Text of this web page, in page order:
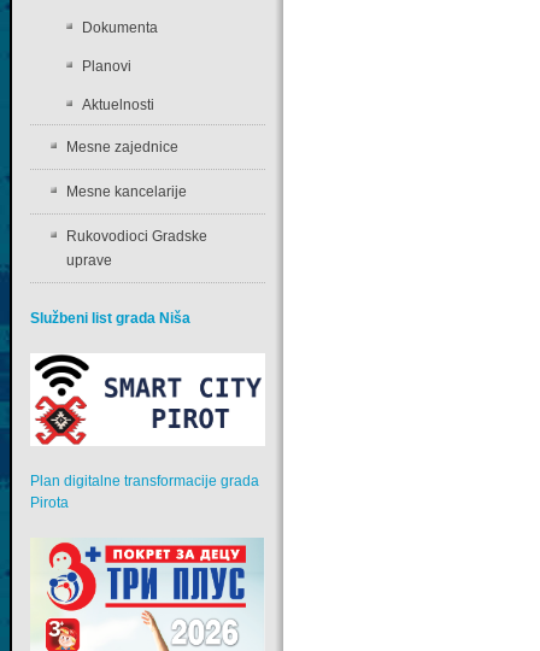
Dokumenta
Planovi
Aktuelnosti
Mesne zajednice
Mesne kancelarije
Rukovodioci Gradske
uprave
Službeni list grada Niša
Plan digitalne transformacije grada
Pirota